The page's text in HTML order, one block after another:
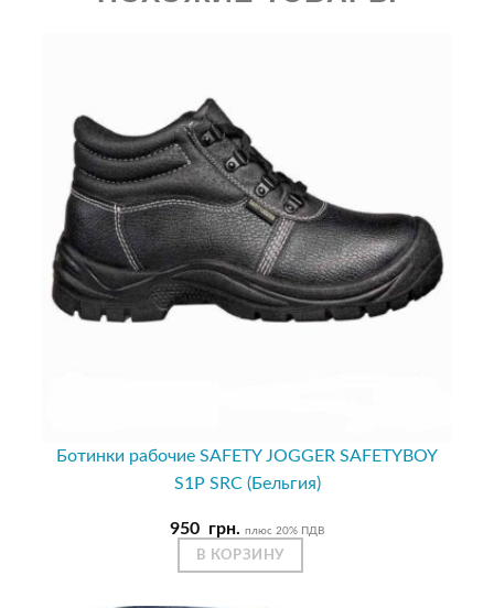
Ботинки рабочие SAFETY JOGGER SAFETYBOY
S1P SRC (Бельгия)
950 грн. плюс 20% ПДВ
В КОРЗИНУ